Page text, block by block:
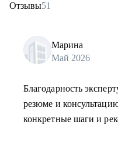
Отзывы51
Марина
Май 2026
Благодарность
резюме и
конкретные шаги и